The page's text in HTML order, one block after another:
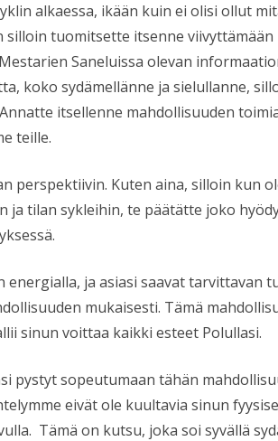
alkaessa, ikään kuin ei olisi ollut
silloin tuomitsette itsenne viivyttämään
Saneluissa olevan
koko sydämellänne ja sielullanne,
itsellenne mahdollisuuden
teille.
perspektiivin. Kuten aina, silloin kun
ja tilan sykleihin, te päätätte joko
ja asiasi saavat tarvittavan
mukaisesti. Tämä
sinun voittaa kaikki esteet Polullasi.
pystyt sopeutumaan tähän
eivät ole kuultavia sinun
Tämä on kutsu, joka soi syvällä